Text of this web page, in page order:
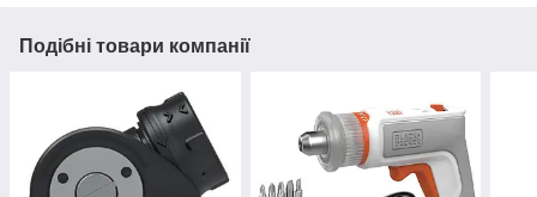
Подібні товари компанії